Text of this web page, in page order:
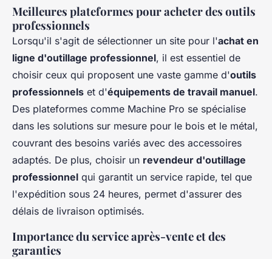
Meilleures plateformes pour acheter des outils
professionnels
Lorsqu'il s'agit de sélectionner un site pour l'achat en
ligne d'outillage professionnel, il est essentiel de
choisir ceux qui proposent une vaste gamme d'outils
professionnels et d'équipements de travail manuel.
Des plateformes comme Machine Pro se spécialise
dans les solutions sur mesure pour le bois et le métal,
couvrant des besoins variés avec des accessoires
adaptés. De plus, choisir un revendeur d'outillage
professionnel qui garantit un service rapide, tel que
l'expédition sous 24 heures, permet d'assurer des
délais de livraison optimisés.
Importance du service après-vente et des
garanties